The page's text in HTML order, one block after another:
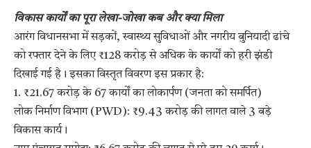
विकास कार्यों का पूरा लेखा-जोखा कब और क्या मिला
​आरंग विधानसभा में सड़कों, स्वास्थ्य सुविधाओं और नगरीय बुनियादी ढांचे
को रफ्तार देने के लिए ₹128 करोड़ से अधिक के कार्यों को हरी झंडी
दिखाई गई है। इसका विस्तृत विवरण इस प्रकार है:
​1. ₹21.67 करोड़ के 67 कार्यों का लोकार्पण (जनता को समर्पित)
​लोक निर्माण विभाग (PWD): ₹9.43 करोड़ की लागत वाले 3 बड़े
विकास कार्य।